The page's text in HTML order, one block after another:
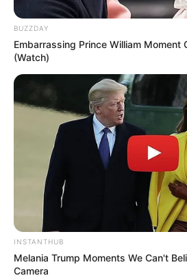
BUZZDAY
Embarrassing Prince William Moment
(Watch)
INSTANTHUB
Melania Trump Moments We Can't
Camera